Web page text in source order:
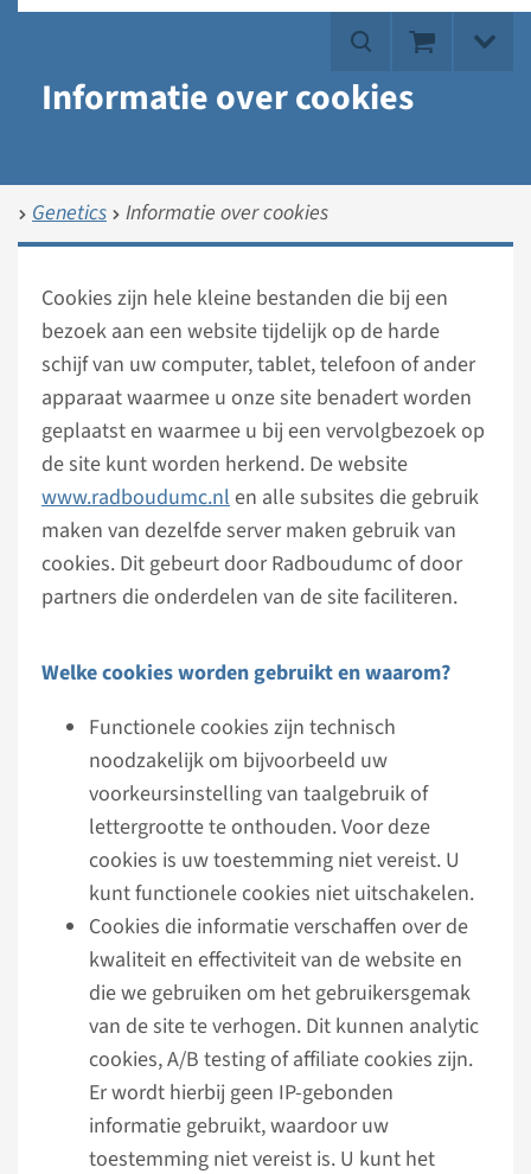
Informatie over cookies
Genetics Informatie over cookies
Cookies zijn hele kleine bestanden die bij een
bezoek aan een website tijdelijk op de harde
schijf van uw computer, tablet, telefoon of ander
apparaat waarmee u onze site benadert worden
geplaatst en waarmee u bij een vervolgbezoek op
de site kunt worden herkend. De website
www.radboudumc.nlen alle subsites die gebruik
maken van dezelfde server maken gebruik van
cookies. Dit gebeurt door Radboudumc of door
partners die onderdelen van de site faciliteren.
Welke cookies worden gebruikt en waarom?
Functionele cookies zijn technisch
noodzakelijk om bijvoorbeeld uw
voorkeursinstelling van taalgebruik of
lettergrootte te onthouden. Voor deze
cookies is uw toestemming niet vereist. U
kunt functionele cookies niet uitschakelen.
Cookies die informatie verschaffen over de
kwaliteit en effectiviteit van de website en
die we gebruiken om het gebruikersgemak
van de site te verhogen. Dit kunnen analytic
cookies, A/B testing of affiliate cookies zijn.
Er wordt hierbij geen IP-gebonden
informatie gebruikt, waardoor uw
toestemming niet vereist is. U kunt het